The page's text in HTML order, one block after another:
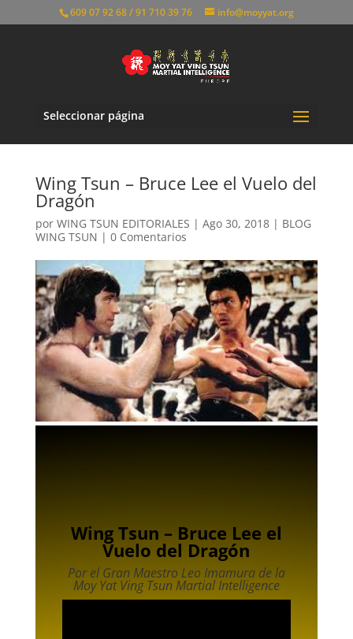
609 07 92 68 / 91 710 39 76 info@moyyat.org
Seleccionar página
Wing Tsun – Bruce Lee el Vuelo del
Dragón
por WING TSUN EDITORIALES | Ago 30, 2018| BLOG
WING TSUN | 0 Comentarios
Wing Tsun – Bruce Lee el
Vuelo del Dragón
Por el Gran Maestro Leo Imamura de la
Moy Yat Ving Tsun Martial Intelligence